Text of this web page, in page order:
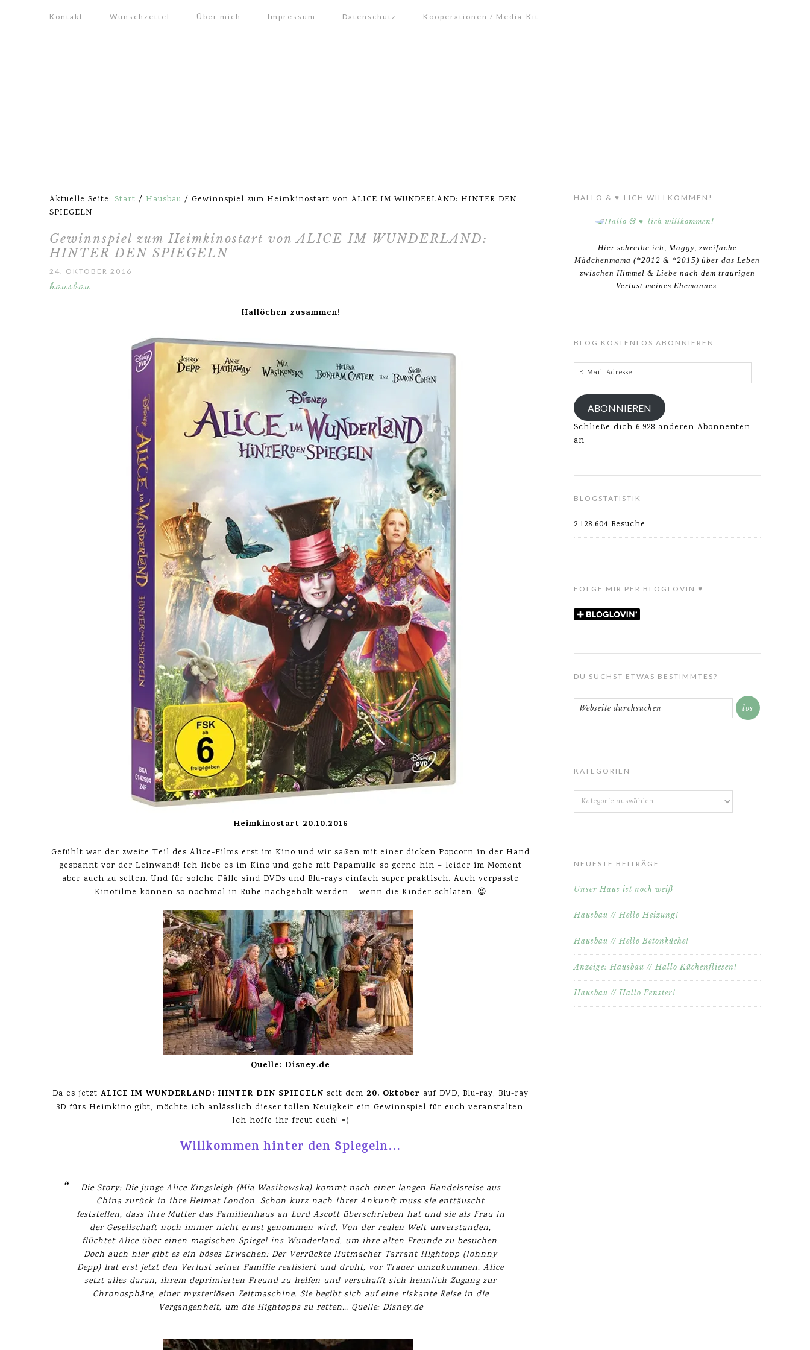
Kontakt Wunschzettel Über mich Impressum Datenschutz Kooperationen / Media-Kit
Aktuelle Seite: Start / Hausbau / Gewinnspiel zum Heimkinostart von ALICE IM WUNDERLAND: HINTER DEN
SPIEGELN
Gewinnspiel zum Heimkinostart von ALICE IM WUNDERLAND:
HINTER DEN SPIEGELN
24. OKTOBER 2016
hausbau
Hallöchen zusammen!
Heimkinostart 20.10.2016
Gefühlt war der zweite Teil des Alice-Films erst im Kino und wir saßen mit einer dicken Popcorn in der Hand
gespannt vor der Leinwand! Ich liebe es im Kino und gehe mit Papamulle so gerne hin – leider im Moment
aber auch zu selten. Und für solche Fälle sind DVDs und Blu-rays einfach super praktisch. Auch verpasste
Kinofilme können so nochmal in Ruhe nachgeholt werden – wenn die Kinder schlafen. 😉
Quelle: Disney.de
Da es jetzt ALICE IM WUNDERLAND: HINTER DEN SPIEGELN seit dem 20. Oktober auf DVD, Blu-ray, Blu-ray
3D fürs Heimkino gibt, möchte ich anlässlich dieser tollen Neuigkeit ein Gewinnspiel für euch veranstalten.
Ich hoffe ihr freut euch! =)
Willkommen hinter den Spiegeln…
Die Story: Die junge Alice Kingsleigh (Mia Wasikowska) kommt nach einer langen Handelsreise aus
China zurück in ihre Heimat London. Schon kurz nach ihrer Ankunft muss sie enttäuscht
feststellen, dass ihre Mutter das Familienhaus an Lord Ascott überschrieben hat und sie als Frau in
der Gesellschaft noch immer nicht ernst genommen wird. Von der realen Welt unverstanden,
flüchtet Alice über einen magischen Spiegel ins Wunderland, um ihre alten Freunde zu besuchen.
Doch auch hier gibt es ein böses Erwachen: Der Verrückte Hutmacher Tarrant Hightopp (Johnny
Depp) hat erst jetzt den Verlust seiner Familie realisiert und droht, vor Trauer umzukommen. Alice
setzt alles daran, ihrem deprimierten Freund zu helfen und verschafft sich heimlich Zugang zur
Chronosphäre, einer mysteriösen Zeitmaschine. Sie begibt sich auf eine riskante Reise in die
Vergangenheit, um die Hightopps zu retten… Quelle: Disney.de
HALLO & ♥-LICH WILLKOMMEN!
Hier schreibe ich, Maggy, zweifache
Mädchenmama (*2012 & *2015) über das Leben
zwischen Himmel & Liebe nach dem traurigen
Verlust meines Ehemannes.
BLOG KOSTENLOS ABONNIEREN
E-
Mail-
Adresse
ABONNIEREN
Schließe dich 6.928 anderen Abonnenten
an
BLOGSTATISTIK
2.128.604 Besuche
FOLGE MIR PER BLOGLOVIN ♥
DU SUCHST ETWAS BESTIMMTES?
KATEGORIEN
Kategorien
NEUESTE BEITRÄGE
Unser Haus ist noch weiß
Hausbau // Hello Heizung!
Hausbau // Hello Betonküche!
Anzeige: Hausbau // Hallo Küchenfliesen!
Hausbau // Hallo Fenster!